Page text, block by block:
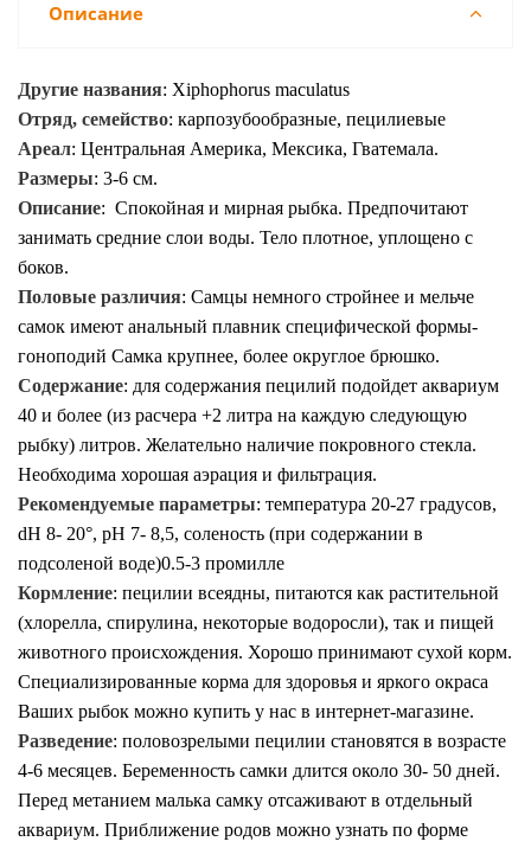
Описание
Другие названия: Xiphophorus maculatus
Отряд, семейство: карпозубообразные, пецилиевые
Ареал: Центральная Америка, Мексика, Гватемала.
Размеры: 3-6 см.
Описание: Спокойная и мирная рыбка. Предпочитают
занимать средние слои воды. Тело плотное, уплощено с
боков.
Половые различия: Самцы немного стройнее и мельче
самок имеют анальный плавник специфической формы-
гоноподий Самка крупнее, более округлое брюшко.
Содержание: для содержания пецилий подойдет аквариум
40 и более (из расчера +2 литра на каждую следующую
рыбку) литров. Желательно наличие покровного стекла.
Необходима хорошая аэрация и фильтрация.
Рекомендуемые параметры: температура 20-27 градусов,
dH 8- 20°, рН 7- 8,5, соленость (при содержании в
подсоленой воде)0.5-3 промилле
Кормление: пецилии всеядны, питаются как растительной
(хлорелла, спирулина, некоторые водоросли), так и пищей
животного происхождения. Хорошо принимают сухой корм.
Специализированные корма для здоровья и яркого окраса
Ваших рыбок можно купить у нас в интернет-магазине.
Разведение: половозрелыми пецилии становятся в возрасте
4-6 месяцев. Беременность самки длится около 30- 50 дней.
Перед метанием малька самку отсаживают в отдельный
аквариум. Приближение родов можно узнать по форме